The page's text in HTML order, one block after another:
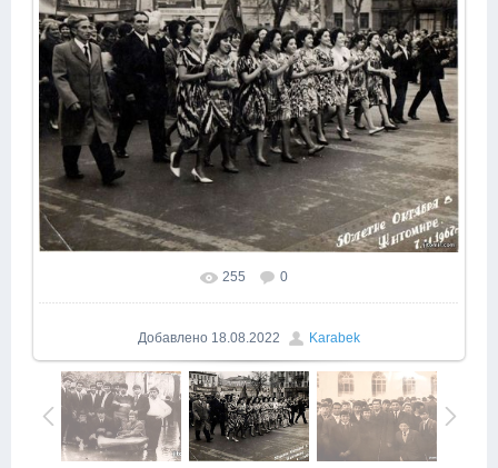
255 0
Добавлено 18.08.2022 Karabek